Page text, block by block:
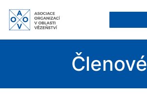
Členové